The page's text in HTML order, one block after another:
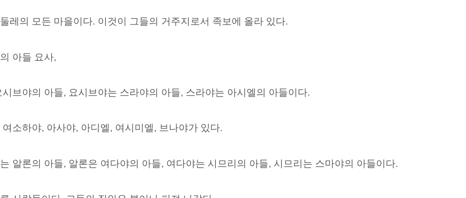
레의 모든 마을이다. 이것이 그들의 거주지로서 족보에 올라 있다.
아들 요사,
브야의 아들, 요시브야는 스라야의 아들, 스라야는 아시엘의 아들이다.
소하야, 아사야, 아디엘, 여시미엘, 브나야가 있다.
알론의 아들, 알론은 여다야의 아들, 여다야는 시므리의 아들, 시므리는 스마야의 아들이다.